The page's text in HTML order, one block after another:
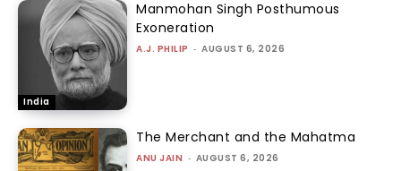
India
Manmohan Singh Posthumous
Exoneration
A.J. PHILIP - AUGUST 6, 2026
The Merchant and the Mahatma
ANU JAIN - AUGUST 6, 2026